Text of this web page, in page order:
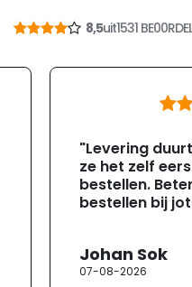
8,5uit1531
"Levering
ze het zelf
bestellen.
bestellen bij
Johan Sok
07-08-2026